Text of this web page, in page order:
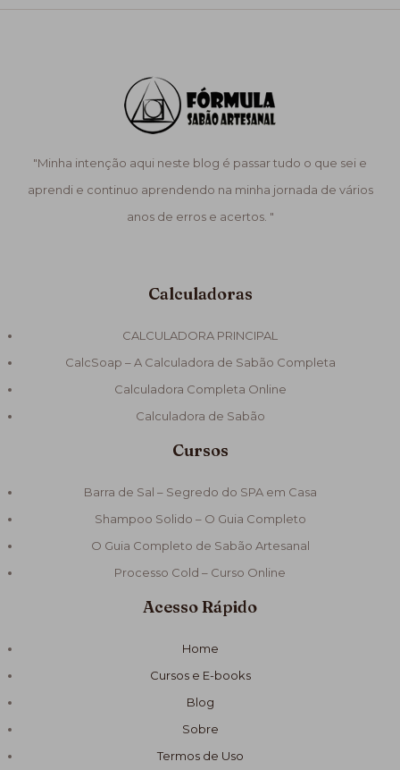
"Minha intenção aqui neste blog é passar tudo o que sei e
aprendi e continuo aprendendo na minha jornada de vários
anos de erros e acertos. "
Calculadoras
CALCULADORA PRINCIPAL
CalcSoap – A Calculadora de Sabão Completa
Calculadora Completa Online
Calculadora de Sabão
Cursos
Barra de Sal – Segredo do SPA em Casa
Shampoo Solido – O Guia Completo
O Guia Completo de Sabão Artesanal
Processo Cold – Curso Online
Acesso Rápido
Home
Cursos e E-books
Blog
Sobre
Termos de Uso